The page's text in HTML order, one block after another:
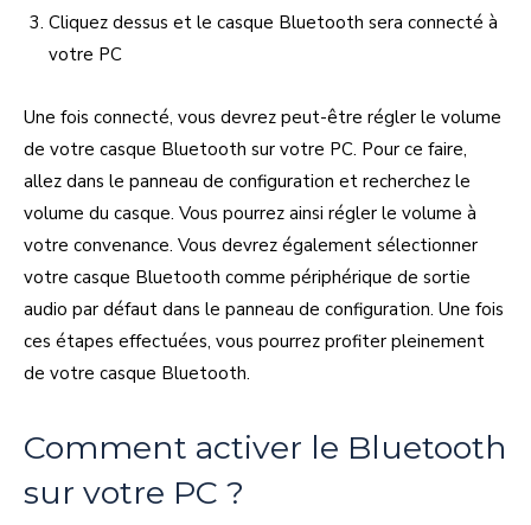
Cliquez dessus et le casque Bluetooth sera connecté à
votre PC
Une fois connecté, vous devrez peut-être régler le volume
de votre casque Bluetooth sur votre PC. Pour ce faire,
allez dans le panneau de configuration et recherchez le
volume du casque. Vous pourrez ainsi régler le volume à
votre convenance. Vous devrez également sélectionner
votre casque Bluetooth comme périphérique de sortie
audio par défaut dans le panneau de configuration. Une fois
ces étapes effectuées, vous pourrez profiter pleinement
de votre casque Bluetooth.
Comment activer le Bluetooth
sur votre PC ?